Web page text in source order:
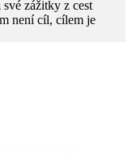
zážitky z cest
není cíl, cílem je